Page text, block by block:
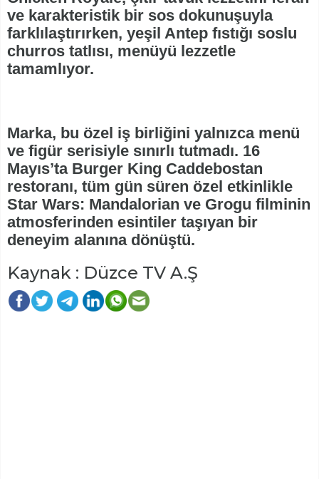
ve karakteristik bir sos dokunuşuyla
farklılaştırırken, yeşil Antep fıstığı soslu
churros tatlısı, menüyü lezzetle
tamamlıyor.
Marka, bu özel iş birliğini yalnızca menü
ve figür serisiyle sınırlı tutmadı. 16
Mayıs’ta Burger King Caddebostan
restoranı, tüm gün süren özel etkinlikle
Star Wars: Mandalorian ve Grogu filminin
atmosferinden esintiler taşıyan bir
deneyim alanına dönüştü.
Kaynak : Düzce TV A.Ş